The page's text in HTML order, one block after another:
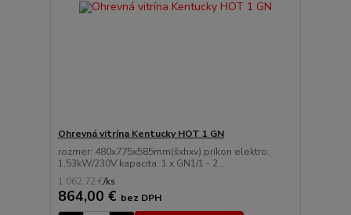
Ohrevná vitrína Kentucky HOT 1 GN
rozmer: 480x775x585mm(šxhxv) príkon elektro:
1,53kW/230V kapacita: 1 x GN1/1 - 2...
1 062,72 €/ks
864,00 € bez DPH